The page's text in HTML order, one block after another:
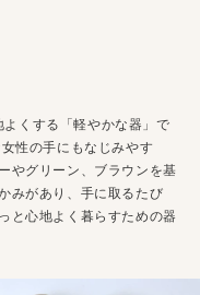
よくする「軽やかな器」で
性の手にもなじみやす
やグリーン、ブラウンを基
みがあり、手に取るたび
と心地よく暮らすための器